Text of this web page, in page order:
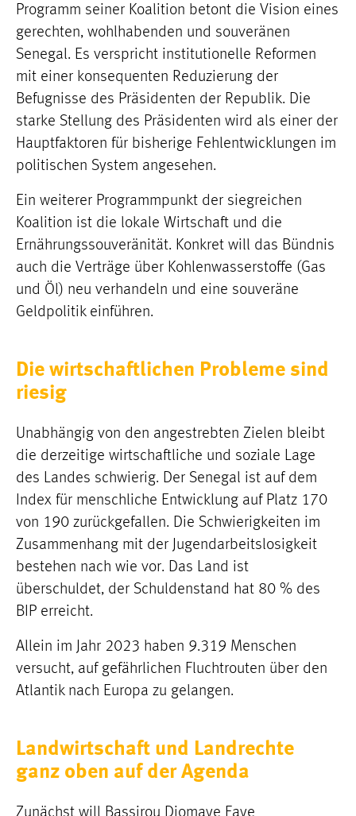
Programm seiner Koalition betont die Vision eines
gerechten, wohlhabenden und souveränen
Senegal. Es verspricht institutionelle Reformen
mit einer konsequenten Reduzierung der
Befugnisse des Präsidenten der Republik. Die
starke Stellung des Präsidenten wird als einer der
Hauptfaktoren für bisherige Fehlentwicklungen im
politischen System angesehen.
Ein weiterer Programmpunkt der siegreichen
Koalition ist die lokale Wirtschaft und die
Ernährungssouveränität. Konkret will das Bündnis
auch die Verträge über Kohlenwasserstoffe (Gas
und Öl) neu verhandeln und eine souveräne
Geldpolitik einführen.
Die wirtschaftlichen Probleme sind
riesig
Unabhängig von den angestrebten Zielen bleibt
die derzeitige wirtschaftliche und soziale Lage
des Landes schwierig. Der Senegal ist auf dem
Index für menschliche Entwicklung auf Platz 170
von 190 zurückgefallen. Die Schwierigkeiten im
Zusammenhang mit der Jugendarbeitslosigkeit
bestehen nach wie vor. Das Land ist
überschuldet, der Schuldenstand hat 80 % des
BIP erreicht.
Allein im Jahr 2023 haben 9.319 Menschen
versucht, auf gefährlichen Fluchtrouten über den
Atlantik nach Europa zu gelangen.
Landwirtschaft und Landrechte
ganz oben auf der Agenda
Zunächst will Bassirou Diomaye Faye